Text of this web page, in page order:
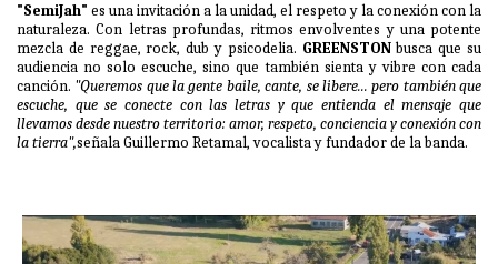
"SemiJah" es una invitación a la unidad, el respeto y la conexión con la
naturaleza. Con letras profundas, ritmos envolventes y una potente
mezcla de reggae, rock, dub y psicodelia. GREENSTONbusca que su
audiencia no solo escuche, sino que también sienta y vibre con cada
canción. "Queremos que la gente baile, cante, se libere... pero también que
escuche, que se conecte con las letras y que entienda el mensaje que
llevamos desde nuestro territorio: amor, respeto, conciencia y conexión con
la tierra",señala Guillermo Retamal, vocalista y fundador de la banda.